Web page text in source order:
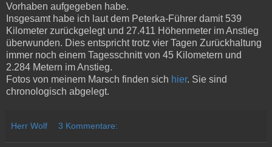
Vorhaben aufgegeben habe.
Insgesamt habe ich laut dem Peterka-Führer damit 539
Kilometer zurückgelegt und 27.411 Höhenmeter im Anstieg
überwunden. Dies entspricht trotz vier Tagen Zurückhaltung
immer noch einem Tagesschnitt von 45 Kilometern und
2.284 Metern im Anstieg.
Fotos von meinem Marsch finden sich hier. Sie sind
chronologisch abgelegt.
Herr Wolf 3 Kommentare: